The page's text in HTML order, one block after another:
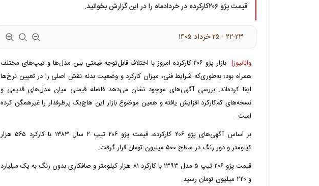
قیمت پژو ۲۰۶کارکرده در خردادماه را در این گزارش بخوانید.
۲۲:۲۳ - ۲۵ خرداد ۱۴۰۵
وانانیوز|
بازار پژو ۲۰۶ کارکرده امروز با اختلاف قابل‌توجه قیمتی بین مدل‌ها و تیپ‌های مختلف
همراه بود؛ به‌طوری‌که شرایط فنی، میزان کارکرد و وضعیت بدنه نقش اصلی را در تعیین نرخ‌ها
ایفا کرده‌اند. بررسی آگهی‌های موجود نشان می‌دهد فاصله قیمتی میان مدل‌های قدیمی و
نسخه‌های کم‌کارکرد افزایش یافته و همین موضوع بازار این هاچ‌بک پرطرفدار را غیرهمگن کرده
است.
بر اساس آگهی‌های پژو ۲۰۶ کارکرده، قیمت پژو ۲۰۶ تیپ ۲ سال ۱۳۸۳ با کارکرد ۵۶۵ هزار
کیلومتر و دور رنگ در سطح ۵۰۰ میلیون تومان قرار گرفت.
قیمت پژو ۲۰۶ تیپ ۵ مدل ۱۳۹۳ با کارکرد ۸۱ هزار کیلومتر و صافکاری بدون رنگ به یک میلیارد
و ۲۲۰ میلیون تومان رسید.